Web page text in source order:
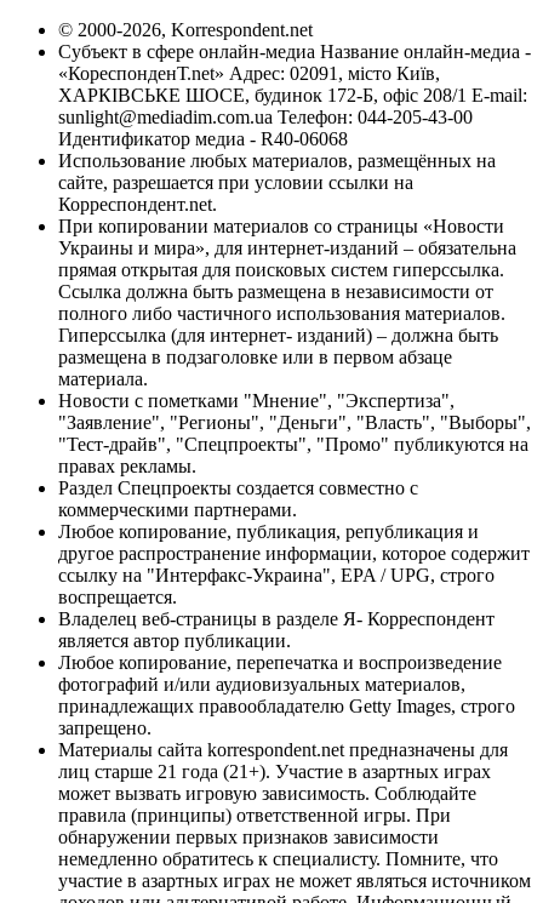
© 2000-2026, Korrespondent.net
Субъект в сфере онлайн-медиа Название онлайн-медиа -
«КореспонденТ.net» Адрес: 02091, місто Київ,
ХАРКІВСЬКЕ ШОСЕ, будинок 172-Б, офіс 208/1 E-mail:
sunlight@mediadim.com.ua Телефон: 044-205-43-00
Идентификатор медиа - R40-06068
Использование любых материалов, размещённых на
сайте, разрешается при условии ссылки на
Корреспондент.net.
При копировании материалов со страницы «Новости
Украины и мира», для интернет-изданий – обязательна
прямая открытая для поисковых систем гиперссылка.
Ссылка должна быть размещена в независимости от
полного либо частичного использования материалов.
Гиперссылка (для интернет- изданий) – должна быть
размещена в подзаголовке или в первом абзаце
материала.
Новости с пометками "Мнение", "Экспертиза",
"Заявление", "Регионы", "Деньги", "Власть", "Выборы",
"Тест-драйв", "Спецпроекты", "Промо" публикуются на
правах рекламы.
Раздел Спецпроекты создается совместно с
коммерческими партнерами.
Любое копирование, публикация, републикация и
другое распространение информации, которое содержит
ссылку на "Интерфакс-Украина", EPA / UPG, строго
воспрещается.
Владелец веб-страницы в разделе Я- Корреспондент
является автор публикации.
Любое копирование, перепечатка и воспроизведение
фотографий и/или аудиовизуальных материалов,
принадлежащих правообладателю Getty Images, строго
запрещено.
Материалы сайта korrespondent.net предназначены для
лиц старше 21 года (21+). Участие в азартных играх
может вызвать игровую зависимость. Соблюдайте
правила (принципы) ответственной игры. При
обнаружении первых признаков зависимости
немедленно обратитесь к специалисту. Помните, что
участие в азартных играх не может являться источником